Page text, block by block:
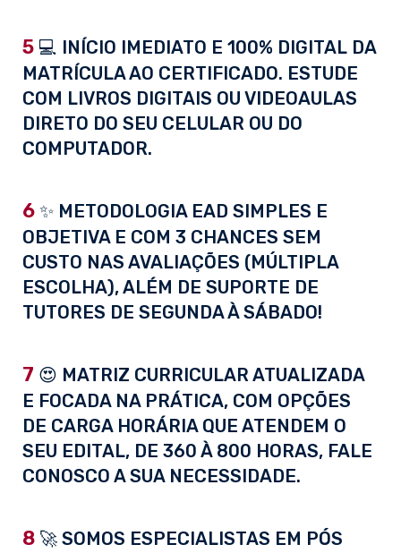
5 💻 INÍCIO IMEDIATO E 100% DIGITAL DA
MATRÍCULA AO CERTIFICADO. ESTUDE
COM LIVROS DIGITAIS OU VIDEOAULAS
DIRETO DO SEU CELULAR OU DO
COMPUTADOR.
6 ✨ METODOLOGIA EAD SIMPLES E
OBJETIVA E COM 3 CHANCES SEM
CUSTO NAS AVALIAÇÕES (MÚLTIPLA
ESCOLHA), ALÉM DE SUPORTE DE
TUTORES DE SEGUNDA À SÁBADO!
7 😍 MATRIZ CURRICULAR ATUALIZADA
E FOCADA NA PRÁTICA, COM OPÇÕES
DE CARGA HORÁRIA QUE ATENDEM O
SEU EDITAL, DE 360 À 800 HORAS, FALE
CONOSCO A SUA NECESSIDADE.
8 🚀 SOMOS ESPECIALISTAS EM PÓS